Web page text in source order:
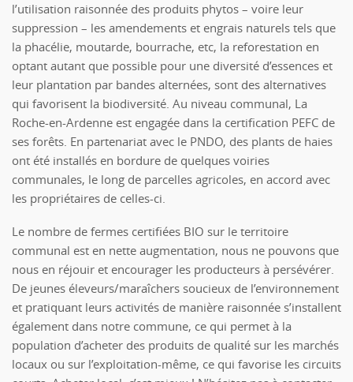
l’utilisation raisonnée des produits phytos – voire leur
suppression – les amendements et engrais naturels tels que
la phacélie, moutarde, bourrache, etc, la reforestation en
optant autant que possible pour une diversité d’essences et
leur plantation par bandes alternées, sont des alternatives
qui favorisent la biodiversité. Au niveau communal, La
Roche-en-Ardenne est engagée dans la certification PEFC de
ses forêts. En partenariat avec le PNDO, des plants de haies
ont été installés en bordure de quelques voiries
communales, le long de parcelles agricoles, en accord avec
les propriétaires de celles-ci.
Le nombre de fermes certifiées BIO sur le territoire
communal est en nette augmentation, nous ne pouvons que
nous en réjouir et encourager les producteurs à persévérer.
De jeunes éleveurs/maraîchers soucieux de l’environnement
et pratiquant leurs activités de manière raisonnée s’installent
également dans notre commune, ce qui permet à la
population d’acheter des produits de qualité sur les marchés
locaux ou sur l’exploitation-même, ce qui favorise les circuits